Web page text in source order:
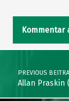
Post navigation
PREVIOUS
Allan Praskin